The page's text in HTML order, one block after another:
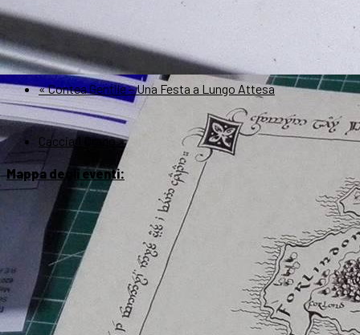
«Contea Gentile – Una Festa a Lungo Attesa
Caccia ‘l Drago»
Mappa degli eventi: